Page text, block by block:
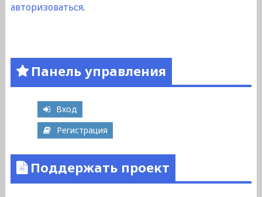
авторизоваться.
Панель управления
Вход
Регистрация
Поддержать проект